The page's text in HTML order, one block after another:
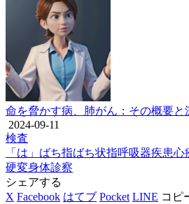
命を脅かす病、肺がん：その概要と
2024-09-11
検査
「は」 ばち指ばち状指呼吸器疾患心
硬変身体診察
シェアする
X Facebook はてブ Pocket LINE コピ